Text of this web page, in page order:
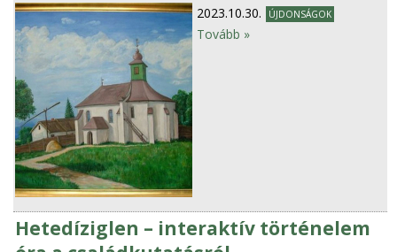
2023.10.30. ÚJDONSÁGOK
Tovább »
Hetedíziglen – interaktív történelem